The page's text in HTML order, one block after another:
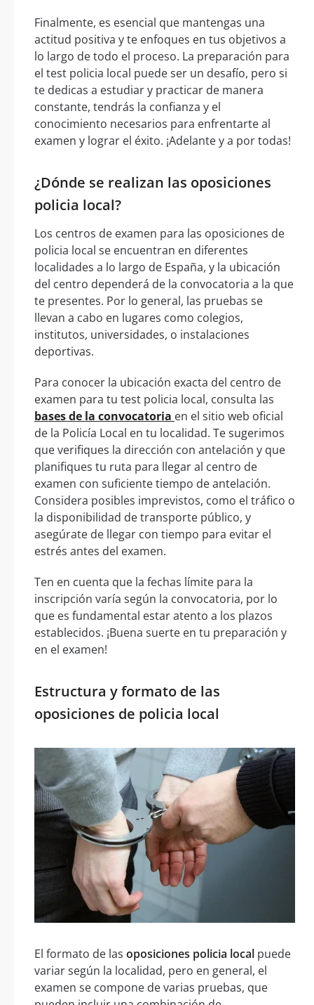
Finalmente, es esencial que mantengas una
actitud positiva y te enfoques en tus objetivos a
lo largo de todo el proceso. La preparación para
el test policia local puede ser un desafío, pero si
te dedicas a estudiar y practicar de manera
constante, tendrás la confianza y el
conocimiento necesarios para enfrentarte al
examen y lograr el éxito. ¡Adelante y a por todas!
¿Dónde se realizan las oposiciones
policia local?
Los centros de examen para las oposiciones de
policia local se encuentran en diferentes
localidades a lo largo de España, y la ubicación
del centro dependerá de la convocatoria a la que
te presentes. Por lo general, las pruebas se
llevan a cabo en lugares como colegios,
institutos, universidades, o instalaciones
deportivas.
Para conocer la ubicación exacta del centro de
examen para tu test policia local, consulta las
bases de la convocatoria en el sitio web oficial
de la Policía Local en tu localidad. Te sugerimos
que verifiques la dirección con antelación y que
planifiques tu ruta para llegar al centro de
examen con suficiente tiempo de antelación.
Considera posibles imprevistos, como el tráfico o
la disponibilidad de transporte público, y
asegúrate de llegar con tiempo para evitar el
estrés antes del examen.
Ten en cuenta que la fechas límite para la
inscripción varía según la convocatoria, por lo
que es fundamental estar atento a los plazos
establecidos. ¡Buena suerte en tu preparación y
en el examen!
Estructura y formato de las
oposiciones de policia local
El formato de las oposiciones policia local puede
variar según la localidad, pero en general, el
examen se compone de varias pruebas, que